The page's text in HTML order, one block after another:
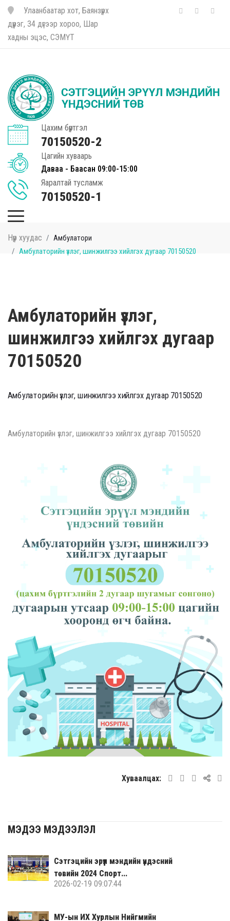
Улаанбаатар хот, Баянзүрх
дүүрэг, 34 дүгээр хороо, Шар
хадны эцэс, СЭМҮТ
Цахим бүртгэл
70150520-2
Цагийн хуваарь
Даваа - Баасан 09:00-15:00
Яаралтай тусламж
70150520-1
Нүүр хуудас
Амбулатори
Амбулаторийн үзлэг, шинжилгээ хийлгэх дугаар 70150520
Амбулаторийн үзлэг,
шинжилгээ хийлгэх дугаар
70150520
Амбулаторийн үзлэг, шинжилгээ хийлгэх дугаар 70150520
Хуваалцах:
МЭДЭЭ МЭДЭЭЛЭЛ
Сэтгэцийн эрүүл мэндийн үндэсний
төвийн 2024 Спорт...
2026-02-19 09:07:44
МУ-ын ИХ Хурлын Нийгмийн